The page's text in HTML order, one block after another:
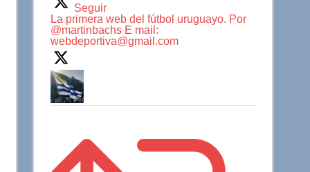
Seguir
La primera web del fútbol uruguayo. Por
@martinbachs E mail:
webdeportiva@gmail.com